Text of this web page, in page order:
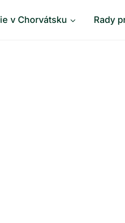
v Chorvátsku Rady